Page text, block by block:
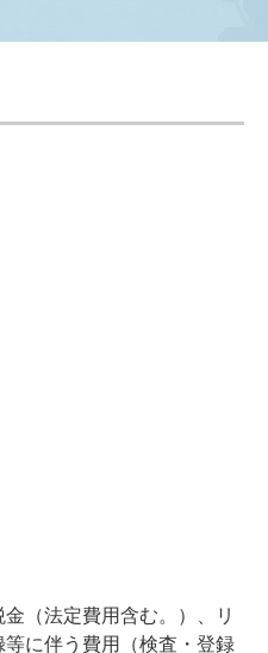
（法定費用含む。）、リ
に伴う費用（検査・登録